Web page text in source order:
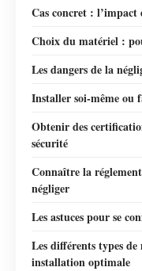
Cas concret : l’impact
Choix du matériel :
Les dangers de la
Installer soi-même ou
Obtenir des
sécurité
Connaître la
négliger
Les astuces pour se
Les différents types de
installation optimale